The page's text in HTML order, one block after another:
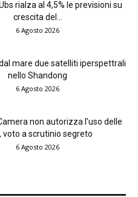
rialza al 4,5% le previsioni su
crescita del...
6 Agosto 2026
mare due satelliti iperspettrali
nello Shandong
6 Agosto 2026
non autorizza l’uso delle
voto a scrutinio segreto
6 Agosto 2026